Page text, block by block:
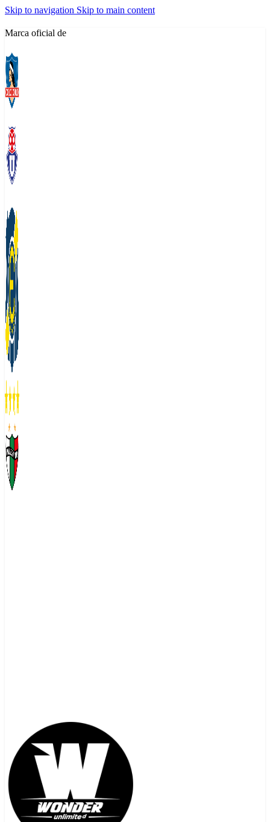
Skip to navigation Skip to main content
Marca oficial de